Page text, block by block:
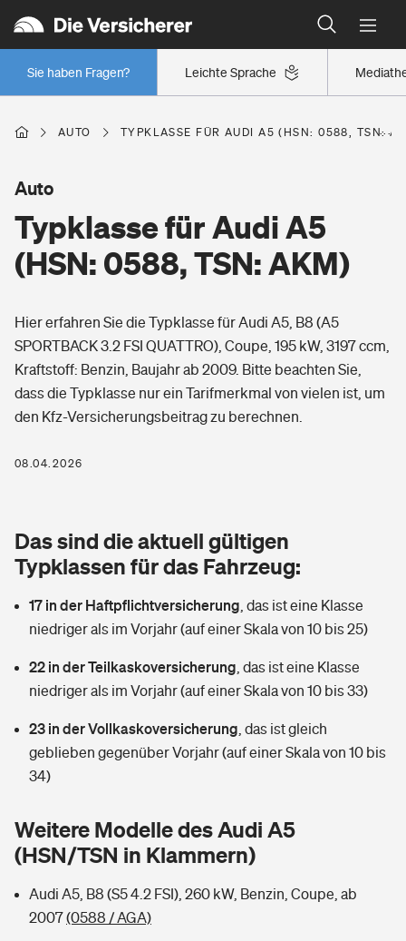
Leichte Sprache
Sie haben Fragen?
Wer versichert was: Jetzt Versicherer finden
Regionalklassen: So ist Ihre Region eingestuft
Wer versichert was: Jetzt Versicherer finden
Berufsunfähigkeitsversicherung
Erwerbsunfähigkeitsversicherung
Grundfähigkeitsversicherung
Arbeitsrechtsschutz
Berufshaftpflichtversicherung
Zur Übersicht
Tools
Wer versichert was: Jetzt Versicherer finden
Sie haben Fragen?
Wohnen
Elementarversicherung
Glasversicherung
Mietkautionsversicherung
Restkreditversicherung
Zur Übersicht
Hochwasser-Check: Wie gefährdet ist Ihr Haus?
Wer versichert was: Jetzt Versicherer finden
Freizeit
Pri­vate Haft­pflicht­
Kinderunfall­ver­si­che­rung
Kinderinvalidität
Reiseversicherung
Pferdehalter-Haftpflicht
Private Cyberversicherung
Musikinstrumentenversicherung
Gesundheit
Private Krankenversicherung
Dread-Disease-Versicherung
Tierkrankenversicherung
Wer versichert was: Jetzt Versicherer finden
Sie haben Fragen?
Rentenrechner: Wie viel Geld bekomme ich im Alter?
AUTO TYPKLASSE FÜR AUDI A5 (HSN: 0588, TSN:
Typklasse für Audi A5
(HSN: 0588, TSN: AKM)
Auto
Hier erfahren Sie die Typklasse für Audi A5, B8 (A5
SPORTBACK 3.2 FSI QUATTRO), Coupe, 195 kW, 3197 ccm,
Kraftstoff: Benzin, Baujahr ab 2009. Bitte beachten Sie,
dass die Typklasse nur ein Tarifmerkmal von vielen ist, um
den Kfz-Versicherungsbeitrag zu berechnen.
08.04.2026
Das sind die aktuell gültigen
Typklassen für das Fahrzeug:
17 in der Haftpflichtversicherung das ist eine Klasse
niedriger als im Vorjahr (auf einer Skala von 10 bis 25)
22 in der Teilkaskoversicherung das ist eine Klasse
niedriger als im Vorjahr (auf einer Skala von 10 bis 33)
23 in der Vollkaskoversicherung das ist gleich
geblieben gegenüber Vorjahr (auf einer Skala von 10 bis
34)
Weitere Modelle des Audi A5
(HSN/TSN in Klammern)
Audi A5, B8 (S5 4.2 FSI), 260 kW, Benzin, Coupe, ab
2007(0588 / AGA)